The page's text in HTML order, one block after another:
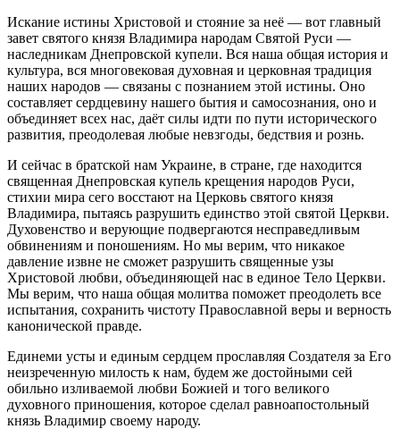
Искание истины Христовой и стояние за неё — вот главный
завет святого князя Владимира народам Святой Руси —
наследникам Днепровской купели. Вся наша общая история и
культура, вся многовековая духовная и церковная традиция
наших народов — связаны с познанием этой истины. Оно
составляет сердцевину нашего бытия и самосознания, оно и
объединяет всех нас, даёт силы идти по пути исторического
развития, преодолевая любые невзгоды, бедствия и рознь.
И сейчас в братской нам Украине, в стране, где находится
священная Днепровская купель крещения народов Руси,
стихии мира сего восстают на Церковь святого князя
Владимира, пытаясь разрушить единство этой святой Церкви.
Духовенство и верующие подвергаются несправедливым
обвинениям и поношениям. Но мы верим, что никакое
давление извне не сможет разрушить священные узы
Христовой любви, объединяющей нас в единое Тело Церкви.
Мы верим, что наша общая молитва поможет преодолеть все
испытания, сохранить чистоту Православной веры и верность
канонической правде.
Единеми усты и единым сердцем прославляя Создателя за Его
неизреченную милость к нам, будем же достойными сей
обильно изливаемой любви Божией и того великого
духовного приношения, которое сделал равноапостольный
князь Владимир своему народу.